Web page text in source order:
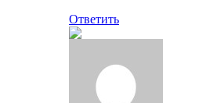
Ответить